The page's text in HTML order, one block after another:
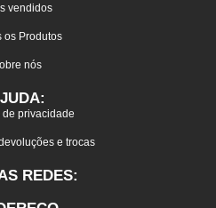
vendidos
os Produtos
nós
de privacidade
e trocas
REDES: